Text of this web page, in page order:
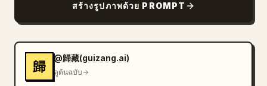
膳食纤维+花青素 และบรรทัดระบุน้ำหนัก
สุทธิ 125 กรัม ใช้การปรับโทนสีฟ้าเย็น แสงไฟเชิงพาณิชย์
ของบรรจุภัณฑ์ซูเปอร์มาร์เก็ตระดับพรีเมียม รายละเอียดสูง
ผสมผสานการถ่ายภาพสินค้าที่สมจริงเข้ากับการออกแบบ
กราฟิกที่สวยงาม
สร้างรูปภาพด้วย PROMPT
歸
@歸藏(guizang.ai)
ดูต้นฉบับ